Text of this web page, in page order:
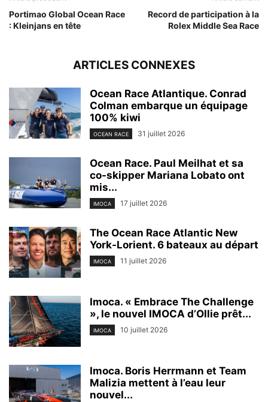
Portimao Global Ocean Race
: Kleinjans en tête
Record de participation à la
Rolex Middle Sea Race
ARTICLES CONNEXES
Ocean Race Atlantique. Conrad
Colman embarque un équipage
100% kiwi
OCEAN RACE 31 juillet 2026
Ocean Race. Paul Meilhat et sa
co-skipper Mariana Lobato ont
mis...
IMOCA 17 juillet 2026
The Ocean Race Atlantic New
York-Lorient. 6 bateaux au départ
IMOCA 11 juillet 2026
Imoca. « Embrace The Challenge
», le nouvel IMOCA d’Ollie prêt...
IMOCA 10 juillet 2026
Imoca. Boris Herrmann et Team
Malizia mettent à l’eau leur
nouvel...